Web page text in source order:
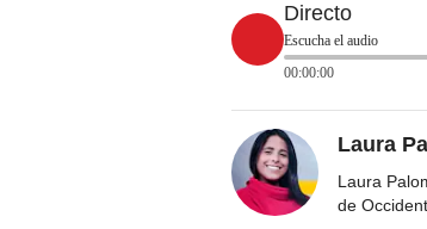
Directo
Escucha el audio
00:00:00
Laura
Laura
de